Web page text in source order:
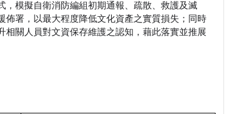
，模擬自衛消防編組初期通報、疏散、救護及滅
佈署，以最大程度降低文化資產之實質損失；同時
相關人員對文資保存維護之認知，藉此落實並推展